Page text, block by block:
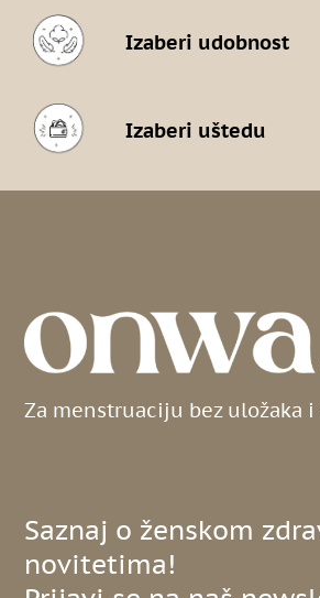
Izaberi udobnost
Izaberi uštedu
Za menstruaciju bez uložaka i
Saznaj o ženskom
novitetima!